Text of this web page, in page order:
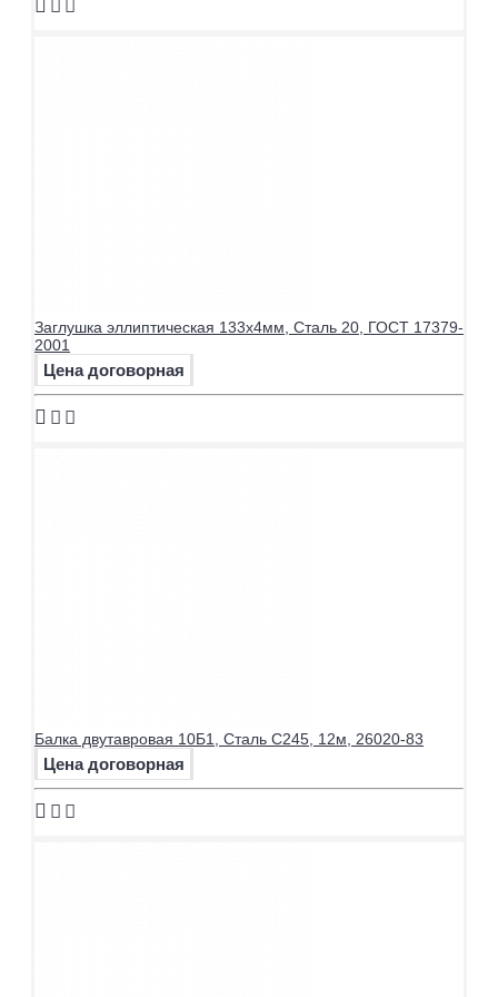
Заглушка эллиптическая 133х4мм, Сталь 20, ГОСТ 17379-
2001
Цена договорная
Балка двутавровая 10Б1, Сталь С245, 12м, 26020-83
Цена договорная